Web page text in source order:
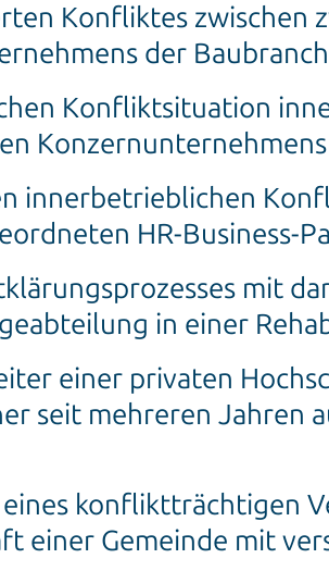
Konfliktes zwischen
der
Konfliktsituation
Konzernunternehmens
innerbetrieblichen
HR-Business-
mit
in einer
einer privaten
seit mehreren Jahren
konfliktträchtigen
einer Gemeinde mit